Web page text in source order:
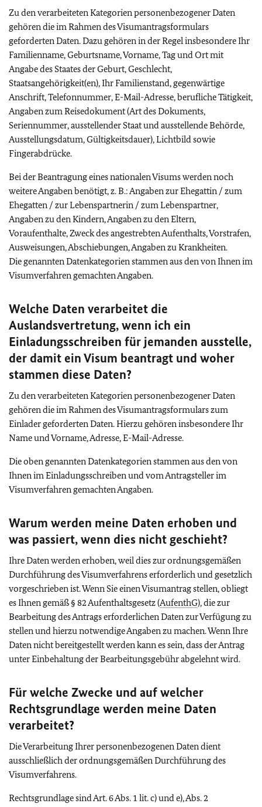
Zu den verarbeiteten Kategorien personenbezogener Daten
gehören die im Rahmen des Visumantragsformulars
geforderten Daten. Dazu gehören in der Regel insbesondere Ihr
Familienname, Geburtsname, Vorname, Tag und Ort mit
Angabe des Staates der Geburt, Geschlecht,
Staatsangehörigkeit(en), Ihr Familienstand, gegenwärtige
Anschrift, Telefonnummer, E-Mail-Adresse, berufliche Tätigkeit,
Angaben zum Reisedokument (Art des Dokuments,
Seriennummer, ausstellender Staat und ausstellende Behörde,
Ausstellungsdatum, Gültigkeitsdauer), Lichtbild sowie
Fingerabdrücke.
Bei der Beantragung eines nationalen Visums werden noch
weitere Angaben benötigt, z. B.: Angaben zur Ehegattin / zum
Ehegatten / zur Lebenspartnerin / zum Lebenspartner,
Angaben zu den Kindern, Angaben zu den Eltern,
Voraufenthalte, Zweck des angestrebten Aufenthalts, Vorstrafen,
Ausweisungen, Abschiebungen, Angaben zu Krankheiten.
Die genannten Datenkategorien stammen aus den von Ihnen im
Visumverfahren gemachten Angaben.
Welche Daten verarbeitet die
Auslandsvertretung, wenn ich ein
Einladungsschreiben für jemanden ausstelle,
der damit ein Visum beantragt und woher
stammen diese Daten?
Zu den verarbeiteten Kategorien personenbezogener Daten
gehören die im Rahmen des Visumantragsformulars zum
Einlader geforderten Daten. Hierzu gehören insbesondere Ihr
Name und Vorname, Adresse, E-Mail-Adresse.
Die oben genannten Datenkategorien stammen aus den von
Ihnen im Einladungsschreiben und vom Antragsteller im
Visumverfahren gemachten Angaben.
Warum werden meine Daten erhoben und
was passiert, wenn dies nicht geschieht?
Ihre Daten werden erhoben, weil dies zur ordnungsgemäßen
Durchführung des Visumverfahrens erforderlich und gesetzlich
vorgeschrieben ist. Wenn Sie einen Visumantrag stellen, obliegt
es Ihnen gemäß § 82 Aufenthaltsgesetz (AufenthG), die zur
Bearbeitung des Antrags erforderlichen Daten zur Verfügung zu
stellen und hierzu notwendige Angaben zu machen. Wenn Ihre
Daten nicht bereitgestellt werden kann es sein, dass der Antrag
unter Einbehaltung der Bearbeitungsgebühr abgelehnt wird.
Für welche Zwecke und auf welcher
Rechtsgrundlage werden meine Daten
verarbeitet?
Die Verarbeitung Ihrer personenbezogenen Daten dient
ausschließlich der ordnungsgemäßen Durchführung des
Visumverfahrens.
Rechtsgrundlage sind Art. 6 Abs. 1 lit. c) und e), Abs. 2